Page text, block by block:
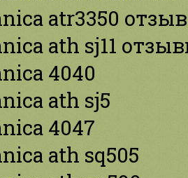
atr3350
ath sj11
4040
ath sj5
4047
ath sq505